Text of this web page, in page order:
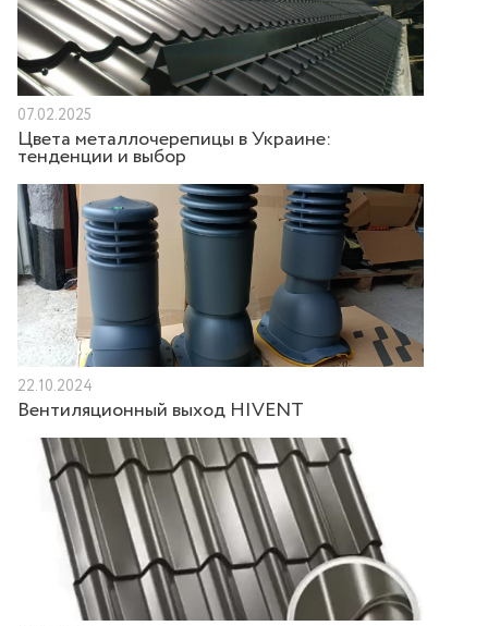
07.02.2025
Цвета металлочерепицы в Украине:
тенденции и выбор
22.10.2024
Вентиляционный выход HIVENT